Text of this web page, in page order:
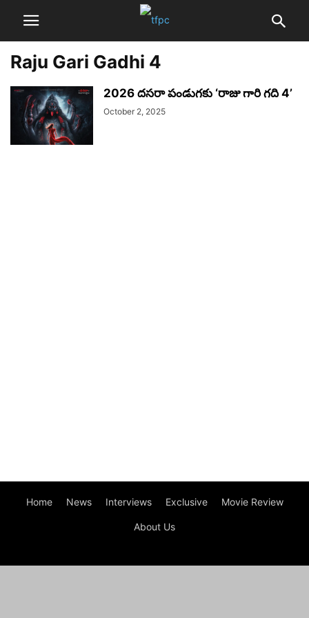
Raju Gari Gadhi 4
2026 దసరా పండుగకు ‘రాజు గారి గది 4’
October 2, 2025
Home News Interviews Exclusive Movie Review
About Us